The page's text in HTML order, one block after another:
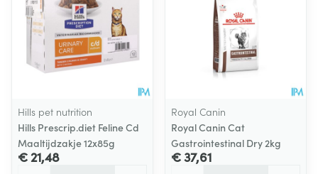
Hills pet nutrition
Hills Prescrip.diet Feline Cd
Maaltijdzakje 12x85g
€ 21,48
Royal Canin
Royal Canin Cat
Gastrointestinal Dry 2kg
€ 37,61